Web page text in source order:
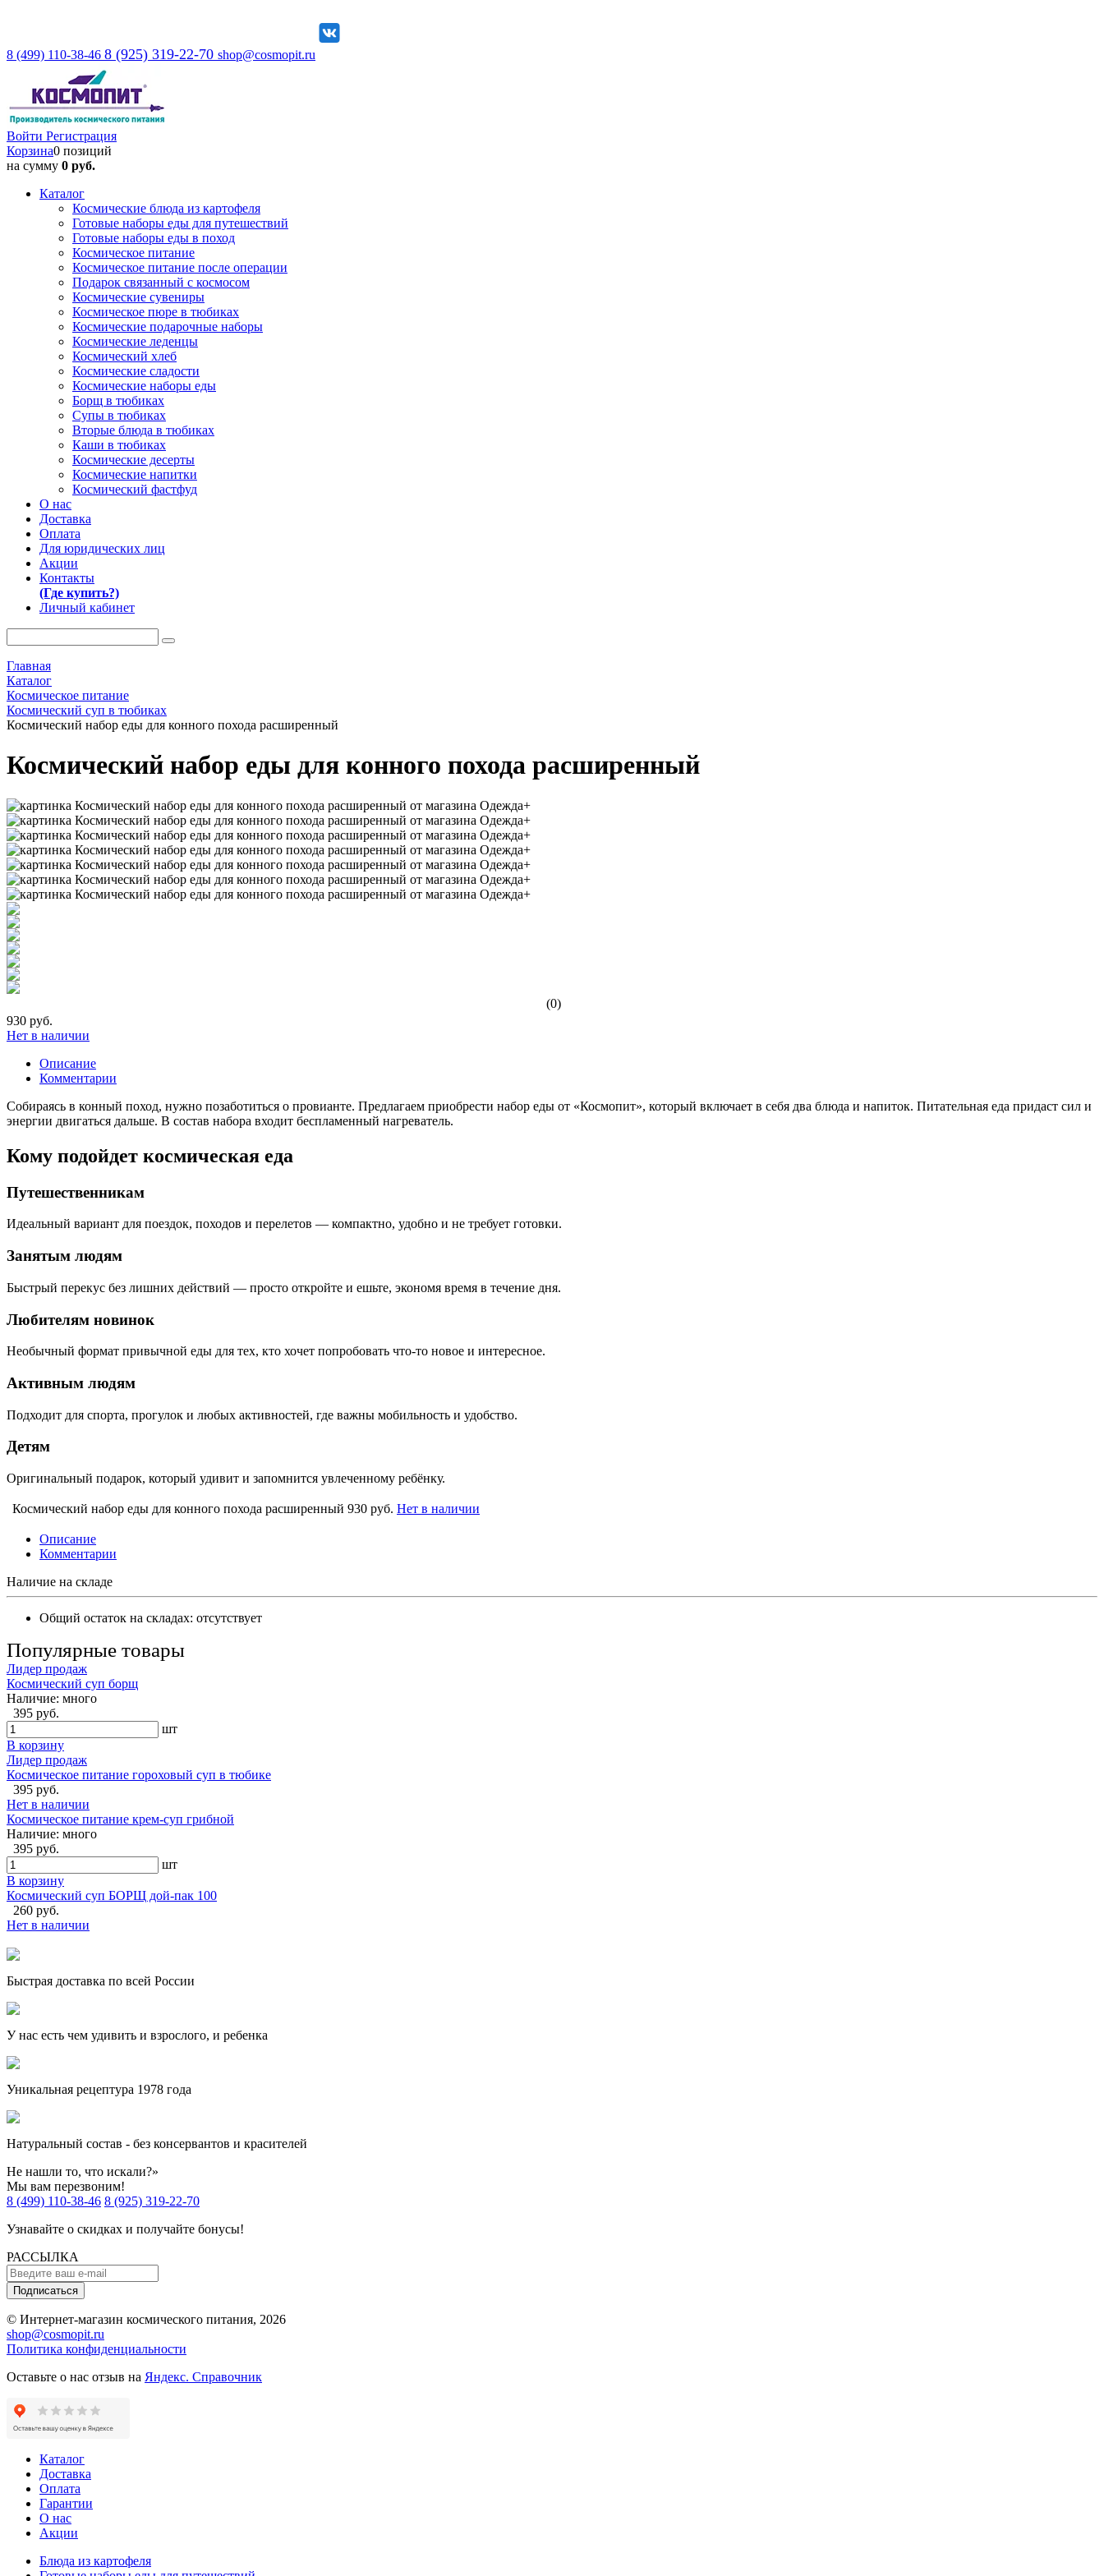
8 (499) 110-38-46 8 (925) 319-22-70 shop@cosmopit.ru
Войти Регистрация
Корзина0 позиций
на сумму 0 руб.
Каталог
Космические блюда из картофеля
Готовые наборы еды для путешествий
Готовые наборы еды в поход
Космическое питание
Космическое питание после операции
Подарок связанный с космосом
Космические сувениры
Космическое пюре в тюбиках
Космические подарочные наборы
Космические леденцы
Космический хлеб
Космические сладости
Космические наборы еды
Борщ в тюбиках
Супы в тюбиках
Вторые блюда в тюбиках
Каши в тюбиках
Космические десерты
Космические напитки
Космический фастфуд
О нас
Доставка
Оплата
Для юридических лиц
Акции
Контакты
(Где купить?)
Личный кабинет
Главная
Каталог
Космическое питание
Космический суп в тюбиках
Космический набор еды для конного похода расширенный
Космический набор еды для конного похода расширенный
(0)
930 руб.
Нет в наличии
Описание
Комментарии
Собираясь в конный поход, нужно позаботиться о провианте. Предлагаем приобрести набор еды от «Космопит», который включает в себя два блюда и напиток. Питательная еда придаст сил и
энергии двигаться дальше. В состав набора входит беспламенный нагреватель.
Кому подойдет космическая еда
Путешественникам
Идеальный вариант для поездок, походов и перелетов — компактно, удобно и не требует готовки.
Занятым людям
Быстрый перекус без лишних действий — просто откройте и ешьте, экономя время в течение дня.
Любителям новинок
Необычный формат привычной еды для тех, кто хочет попробовать что-то новое и интересное.
Активным людям
Подходит для спорта, прогулок и любых активностей, где важны мобильность и удобство.
Детям
Оригинальный подарок, который удивит и запомнится увлеченному ребёнку.
Космический набор еды для конного похода расширенный 930 руб. Нет в наличии
Описание
Комментарии
Наличие на складе
Общий остаток на складах: отсутствует
Популярные товары
Лидер продаж
Космический суп борщ
Наличие: много
395 руб.
шт
В корзину
Лидер продаж
Космическое питание гороховый суп в тюбике
395 руб.
Нет в наличии
Космическое питание крем-суп грибной
Наличие: много
395 руб.
шт
В корзину
Космический суп БОРЩ дой-пак 100
260 руб.
Нет в наличии
Быстрая доставка по всей России
У нас есть чем удивить и взрослого, и ребенка
Уникальная рецептура 1978 года
Натуральный состав - без консервантов и красителей
Не нашли то, что искали?»
Мы вам перезвоним!
8 (499) 110-38-46 8 (925) 319-22-70
Узнавайте о скидках и получайте бонусы!
РАССЫЛКА
Подписаться
© Интернет-магазин космического питания, 2026
shop@cosmopit.ru
Политика конфиденциальности
Оставьте о нас отзыв на Яндекс. Справочник
Каталог
Доставка
Оплата
Гарантии
О нас
Акции
Блюда из картофеля